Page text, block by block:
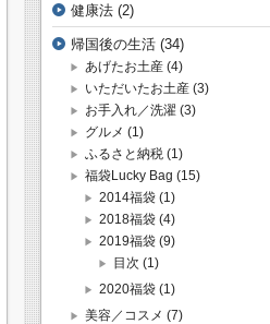
健康法 (2)
帰国後の生活 (34)
あげたお土産 (4)
いただいたお土産 (3)
お手入れ／洗濯 (3)
グルメ (1)
ふるさと納税 (1)
福袋Lucky Bag (15)
2014福袋 (1)
2018福袋 (4)
2019福袋 (9)
目次 (1)
2020福袋 (1)
美容／コスメ (7)